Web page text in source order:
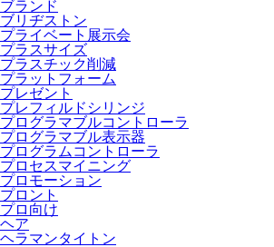
ブランド
ブリヂストン
プライベート展示会
プラスサイズ
プラスチック削減
プラットフォーム
プレゼント
プレフィルドシリンジ
プログラマブルコントローラ
プログラマブル表示器
プログラムコントローラ
プロセスマイニング
プロモーション
プロント
プロ向け
ヘア
ヘラマンタイトン